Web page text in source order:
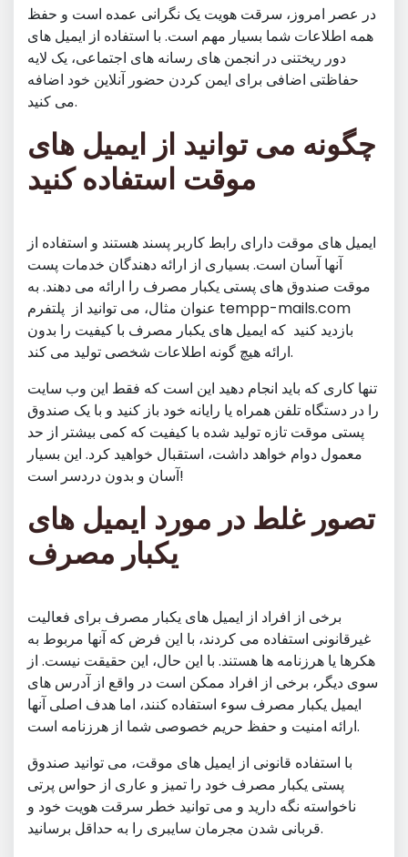
در عصر امروز، سرقت هویت یک نگرانی عمده است و حفظ
همه اطلاعات شما بسیار مهم است. با استفاده از ایمیل های
دور ریختنی در انجمن های رسانه های اجتماعی، یک لایه
حفاظتی اضافی برای ایمن کردن حضور آنلاین خود اضافه
می کنید.
چگونه می توانید از ایمیل های
موقت استفاده کنید
ایمیل های موقت دارای رابط کاربر پسند هستند و استفاده از
آنها آسان است. بسیاری از ارائه دهندگان خدمات پست
موقت صندوق های پستی یکبار مصرف را ارائه می دهند. به
عنوان مثال، می توانید از پلتفرم tempp-mails.com
بازدید کنید که ایمیل های یکبار مصرف با کیفیت را بدون
ارائه هیچ گونه اطلاعات شخصی تولید می کند.
تنها کاری که باید انجام دهید این است که فقط این وب سایت
را در دستگاه تلفن همراه یا رایانه خود باز کنید و با یک صندوق
پستی موقت تازه تولید شده با کیفیت که کمی بیشتر از حد
معمول دوام خواهد داشت، استقبال خواهید کرد. این بسیار
آسان و بدون دردسر است!
تصور غلط در مورد ایمیل های
یکبار مصرف
برخی از افراد از ایمیل های یکبار مصرف برای فعالیت
غیرقانونی استفاده می کردند، با این فرض که آنها مربوط به
هکرها یا هرزنامه ها هستند. با این حال، این حقیقت نیست. از
سوی دیگر، برخی از افراد ممکن است در واقع از آدرس های
ایمیل یکبار مصرف سوء استفاده کنند، اما هدف اصلی آنها
ارائه امنیت و حفظ حریم خصوصی شما از هرزنامه است.
با استفاده قانونی از ایمیل های موقت، می توانید صندوق
پستی یکبار مصرف خود را تمیز و عاری از حواس پرتی
ناخواسته نگه دارید و می توانید خطر سرقت هویت خود و
قربانی شدن مجرمان سایبری را به حداقل برسانید.